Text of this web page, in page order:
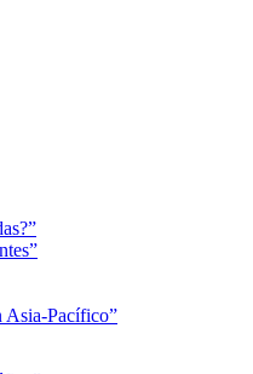
Asia-Pacífico”